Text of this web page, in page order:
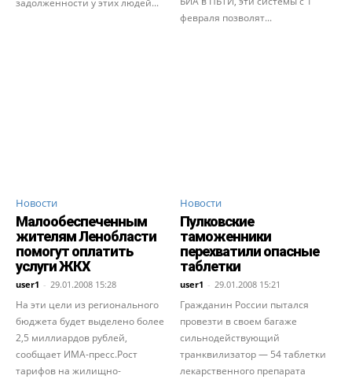
февраля позволят...
Новости
Малообеспеченным
жителям Ленобласти
помогут оплатить
услуги ЖКХ
user1 - 29.01.2008 15:28
На эти цели из регионального
бюджета будет выделено более
2,5 миллиардов рублей,
сообщает ИМА-пресс.Рост
тарифов на жилищно-
Новости
Пулковские
таможенники
перехватили опасные
таблетки
user1 - 29.01.2008 15:21
Гражданин России пытался
провезти в своем багаже
сильнодействующий
транквилизатор — 54 таблетки
лекарственного препарата